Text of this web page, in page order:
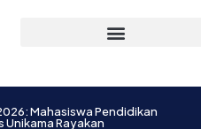
Mahasiswa Pendidikan
Unikama Rayakan